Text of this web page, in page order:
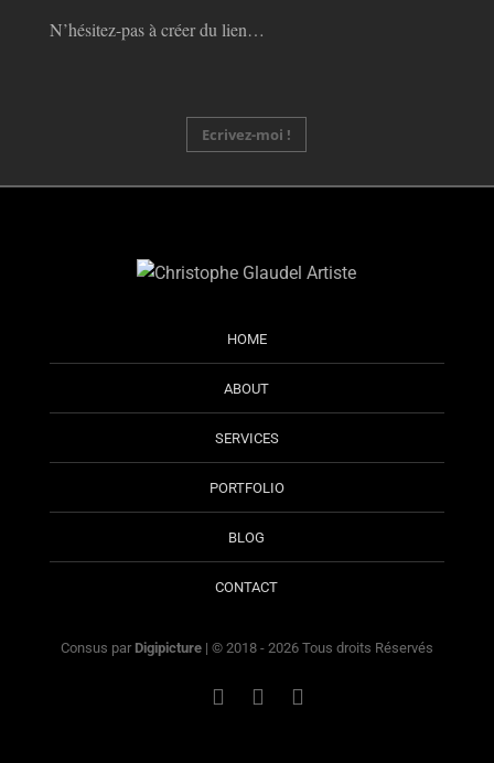
N’hésitez-pas à créer du lien…
Ecrivez-moi !
HOME
ABOUT
SERVICES
PORTFOLIO
BLOG
CONTACT
Consus par Digipicture| © 2018 - 2026 Tous droits Réservés